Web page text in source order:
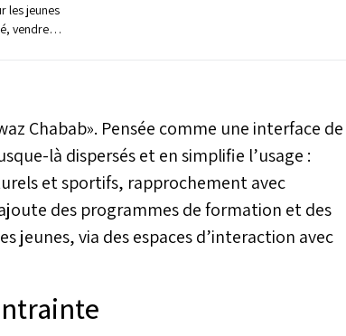
les jeunes
vendredi
Chabab». Pensée comme une interface de
là dispersés et en simplifie l’usage :
et sportifs, rapprochement avec
des programmes de formation et des
jeunes, via des espaces d’interaction avec